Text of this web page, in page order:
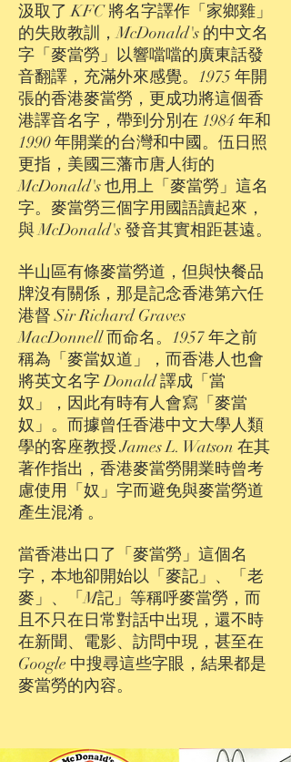
汲取了 KFC 將名字譯作「家鄉雞」
的失敗教訓，McDonald's 的中文名
字「麥當勞」以響噹噹的廣東話發
音翻譯，充滿外來感覺。1975 年開
張的香港麥當勞，更成功將這個香
港譯音名字，帶到分別在 1984 年和
1990 年開業的台灣和中國。伍日照
更指，美國三藩市唐人街的
McDonald's 也用上「麥當勞」這名
字。麥當勞三個字用國語讀起來，
與 McDonald's 發音其實相距甚遠。
半山區有條麥當勞道，但與快餐品
牌沒有關係，那是記念香港第六任
港督 Sir Richard Graves
MacDonnell 而命名。1957 年之前
稱為「麥當奴道」，而香港人也會
將英文名字 Donald 譯成「當
奴」，因此有時有人會寫「麥當
奴」。而據曾任香港中文大學人類
學的客座教授 James L. Watson 在其
著作指出，香港麥當勞開業時曾考
慮使用「奴」字而避免與麥當勞道
產生混淆 。
當香港出口了「麥當勞」這個名
字，本地卻開始以「麥記」、「老
麥」、「M記」等稱呼麥當勞，而
且不只在日常對話中出現，還不時
在新聞、電影、訪問中現，甚至在
Google 中搜尋這些字眼，結果都是
麥當勞的內容。